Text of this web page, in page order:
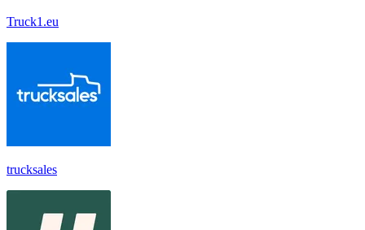
Truck1.eu
trucksales